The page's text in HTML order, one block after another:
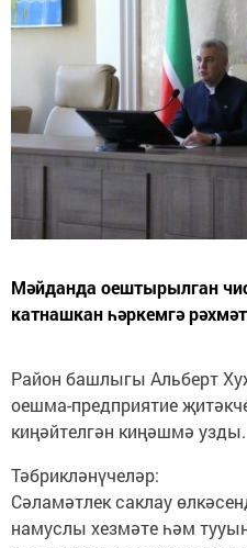
Мәйданда оештырылган
катнашкан һәркемгә
Район башлыгы Альберт
оешма-предприятие
киңәйтелгән киңәшмә узды.
Тәбрикләнүчеләр:
Сәламәтлек саклау
намуслы хезмәте һәм